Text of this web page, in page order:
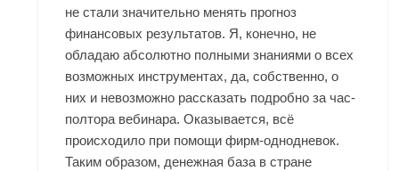
не стали значительно менять прогноз
финансовых результатов. Я, конечно, не
обладаю абсолютно полными знаниями о всех
возможных инструментах, да, собственно, о
них и невозможно рассказать подробно за час-
полтора вебинара. Оказывается, всё
происходило при помощи фирм-однодневок.
Таким образом, денежная база в стране